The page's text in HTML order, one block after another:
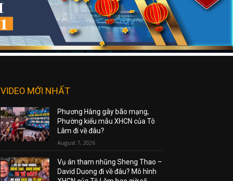
VIDEO MỚI NHẤT
Phương Hằng gây bão mạng,
Phường kiểu mẫu XHCN của Tô
Lâm đi về đâu?
August 7, 2026
Vụ án tham nhũng Sheng Thao –
David Duong đi về đâu? Mô hình